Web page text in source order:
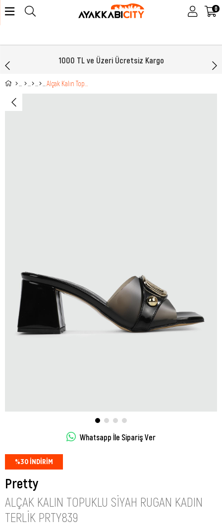
0
1000 TL ve Üzeri Ücretsiz Kargo
Whatsapp İle Sipariş Ver
%30 İNDIRIM
Pretty
ALÇAK KALIN TOPUKLU SIYAH RUGAN KADIN
TERLIK PRTY839